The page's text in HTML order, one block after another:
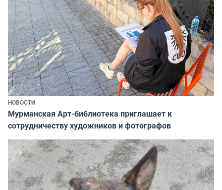
НОВОСТИ
Мурманская Арт-библиотека приглашает к
сотрудничеству художников и фотографов